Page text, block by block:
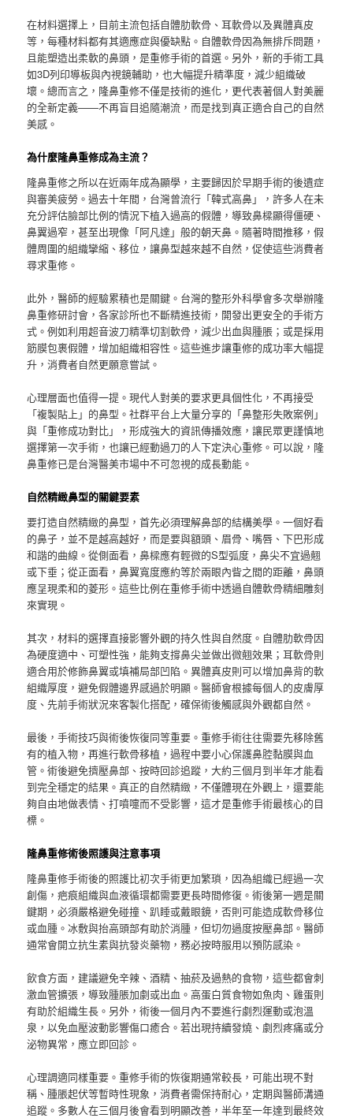
在材料選擇上，目前主流包括自體肋軟骨、耳軟骨以及異體真皮
等，每種材料都有其適應症與優缺點。自體軟骨因為無排斥問題，
且能塑造出柔軟的鼻頭，是重修手術的首選。另外，新的手術工具
如3D列印導板與內視鏡輔助，也大幅提升精準度，減少組織破
壞。總而言之，隆鼻重修不僅是技術的進化，更代表著個人對美麗
的全新定義——不再盲目追隨潮流，而是找到真正適合自己的自然
美感。
為什麼隆鼻重修成為主流？
隆鼻重修之所以在近兩年成為顯學，主要歸因於早期手術的後遺症
與審美疲勞。過去十年間，台灣曾流行「韓式高鼻」，許多人在未
充分評估臉部比例的情況下植入過高的假體，導致鼻樑顯得僵硬、
鼻翼過窄，甚至出現像「阿凡達」般的朝天鼻。隨著時間推移，假
體周圍的組織攣縮、移位，讓鼻型越來越不自然，促使這些消費者
尋求重修。
此外，醫師的經驗累積也是關鍵。台灣的整形外科學會多次舉辦隆
鼻重修研討會，各家診所也不斷精進技術，開發出更安全的手術方
式。例如利用超音波刀精準切割軟骨，減少出血與腫脹；或是採用
筋膜包裹假體，增加組織相容性。這些進步讓重修的成功率大幅提
升，消費者自然更願意嘗試。
心理層面也值得一提。現代人對美的要求更具個性化，不再接受
「複製貼上」的鼻型。社群平台上大量分享的「鼻整形失敗案例」
與「重修成功對比」，形成強大的資訊傳播效應，讓民眾更謹慎地
選擇第一次手術，也讓已經動過刀的人下定決心重修。可以說，隆
鼻重修已是台灣醫美市場中不可忽視的成長動能。
自然精緻鼻型的關鍵要素
要打造自然精緻的鼻型，首先必須理解鼻部的結構美學。一個好看
的鼻子，並不是越高越好，而是要與額頭、眉骨、嘴唇、下巴形成
和諧的曲線。從側面看，鼻樑應有輕微的S型弧度，鼻尖不宜過翹
或下垂；從正面看，鼻翼寬度應約等於兩眼內眥之間的距離，鼻頭
應呈現柔和的菱形。這些比例在重修手術中透過自體軟骨精細雕刻
來實現。
其次，材料的選擇直接影響外觀的持久性與自然度。自體肋軟骨因
為硬度適中、可塑性強，能夠支撐鼻尖並做出微翹效果；耳軟骨則
適合用於修飾鼻翼或填補局部凹陷。異體真皮則可以增加鼻背的軟
組織厚度，避免假體邊界感過於明顯。醫師會根據每個人的皮膚厚
度、先前手術狀況來客製化搭配，確保術後觸感與外觀都自然。
最後，手術技巧與術後恢復同等重要。重修手術往往需要先移除舊
有的植入物，再進行軟骨移植，過程中要小心保護鼻腔黏膜與血
管。術後避免擠壓鼻部、按時回診追蹤，大約三個月到半年才能看
到完全穩定的結果。真正的自然精緻，不僅體現在外觀上，還要能
夠自由地做表情、打噴嚏而不受影響，這才是重修手術最核心的目
標。
隆鼻重修術後照護與注意事項
隆鼻重修手術後的照護比初次手術更加繁瑣，因為組織已經過一次
創傷，疤痕組織與血液循環都需要更長時間修復。術後第一週是關
鍵期，必須嚴格避免碰撞、趴睡或戴眼鏡，否則可能造成軟骨移位
或血腫。冰敷與抬高頭部有助於消腫，但切勿過度按壓鼻部。醫師
通常會開立抗生素與抗發炎藥物，務必按時服用以預防感染。
飲食方面，建議避免辛辣、酒精、抽菸及過熱的食物，這些都會刺
激血管擴張，導致腫脹加劇或出血。高蛋白質食物如魚肉、雞蛋則
有助於組織生長。另外，術後一個月內不要進行劇烈運動或泡溫
泉，以免血壓波動影響傷口癒合。若出現持續發燒、劇烈疼痛或分
泌物異常，應立即回診。
心理調適同樣重要。重修手術的恢復期通常較長，可能出現不對
稱、腫脹起伏等暫時性現象，消費者需保持耐心，定期與醫師溝通
追蹤。多數人在三個月後會看到明顯改善，半年至一年達到最終效